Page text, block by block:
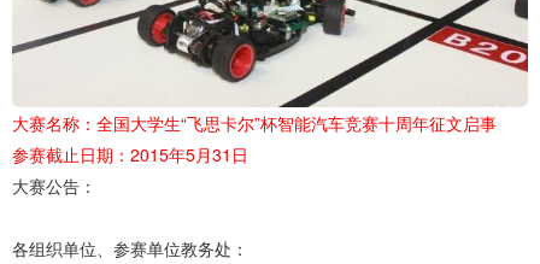
大赛名称：全国大学生“飞思卡尔”杯智能汽车竞赛十周年征文启事
参赛截止日期： 2015年5月31日
大赛公告：
各组织单位、参赛单位教务处：